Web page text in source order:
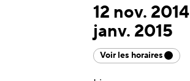
12 nov. 2014
janv. 2015
Voir les horaires